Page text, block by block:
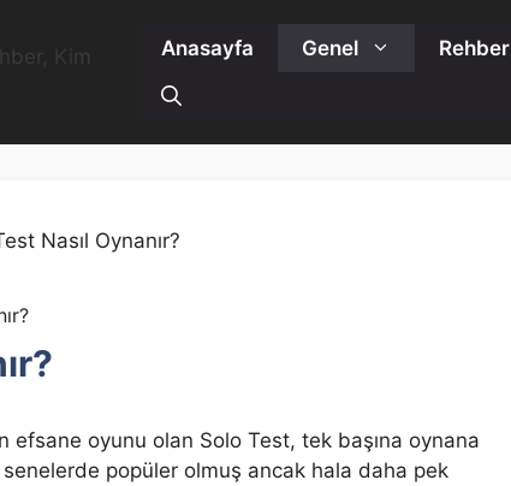
Anasayfa Genel Rehber
efsane oyunu olan Solo Test, tek başına oynana
popüler olmuş ancak hala daha pek